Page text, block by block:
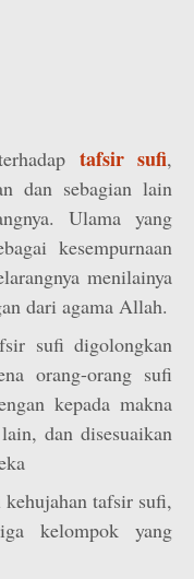
tafsir sufi,
dan sebagian lain
Ulama yang
kesempurnaan
menilainya
dari agama Allah.
sufi digolongkan
orang-orang sufi
kepada makna
dan disesuaikan
tafsir sufi,
kelompok yang